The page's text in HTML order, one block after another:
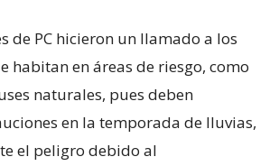
de PC hicieron un llamado a los
habitan en áreas de riesgo, como
naturales, pues deben
en la temporada de lluvias,
el peligro debido al